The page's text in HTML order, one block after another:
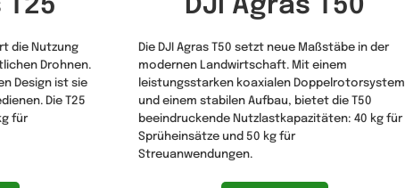
T25
die Nutzung
Drohnen.
Design ist sie
Die T25
für
DJI Agras T50
Die DJI Agras T50 setzt neue Maßstäbe in der
modernen Landwirtschaft. Mit einem
leistungsstarken koaxialen Doppelrotorsystem
und einem stabilen Aufbau, bietet die T50
beeindruckende Nutzlastkapazitäten: 40 kg für
Sprüheinsätze und 50 kg für
Streuanwendungen.